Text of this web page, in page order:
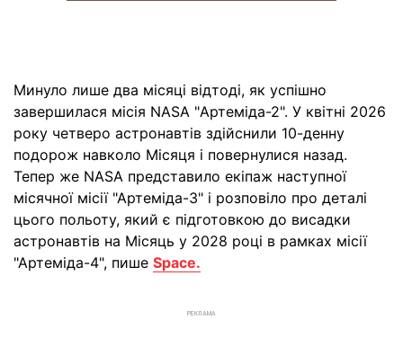
Минуло лише два місяці відтоді, як успішно
завершилася місія NASA "Артеміда-2". У квітні 2026
року четверо астронавтів здійснили 10-денну
подорож навколо Місяця і повернулися назад.
Тепер же NASA представило екіпаж наступної
місячної місії "Артеміда-3" і розповіло про деталі
цього польоту, який є підготовкою до висадки
астронавтів на Місяць у 2028 році в рамках місії
"Артеміда-4", пише Space.
РЕКЛАМА